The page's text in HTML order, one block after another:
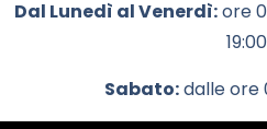
Dal Lunedì al Venerdì:ore
19:00
Sabato:dalle ore